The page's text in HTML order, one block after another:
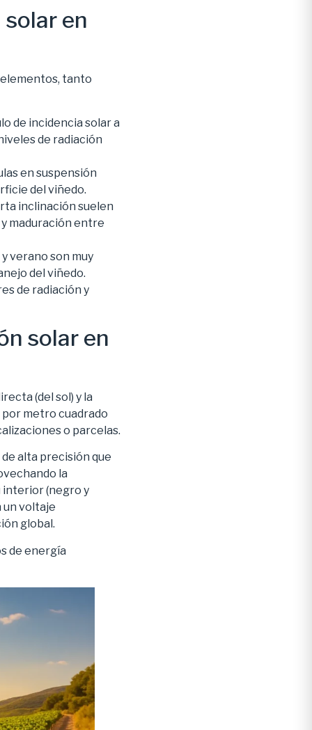
en
elementos, tanto
de incidencia solar a
de radiación
en suspensión
del viñedo.
inclinación suelen
maduración entre
verano son muy
del viñedo.
de radiación y
solar en
(del sol) y la
metro cuadrado
o parcelas.
de alta precisión que
la
interior (negro y
un voltaje
global.
de energía